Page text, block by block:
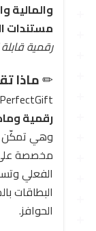
والمالية
مستندات
رقمية
✏ ️ماذا
PerfectGift هي منصة توفر
رقمية
وهي تمكّن
مخصصة على
الفعلي
البطاقات
الحوافز.